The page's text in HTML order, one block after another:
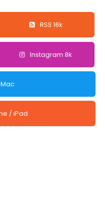
RSS 16k
Instagram 8k
/ iPad